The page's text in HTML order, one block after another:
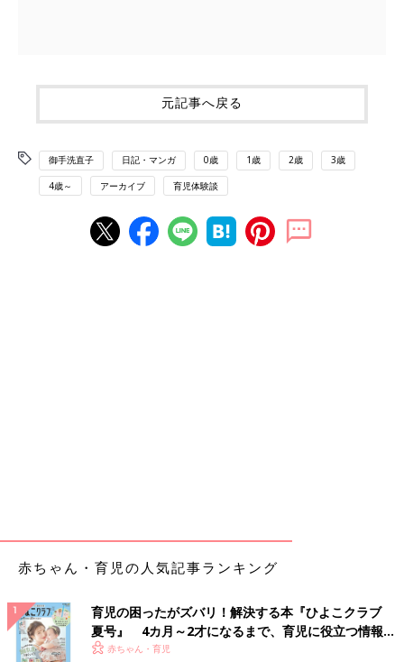
元記事へ戻る
御手洗直子 日記・マンガ 0歳 1歳 2歳 3歳
4歳～ アーカイブ 育児体験談
赤ちゃん・育児の人気記事ランキング
育児の困ったがズバリ！解決する本『ひよこクラブ
夏号』 4カ月～2才になるまで、育児に役立つ情報が
いっぱい！
赤ちゃん・育児